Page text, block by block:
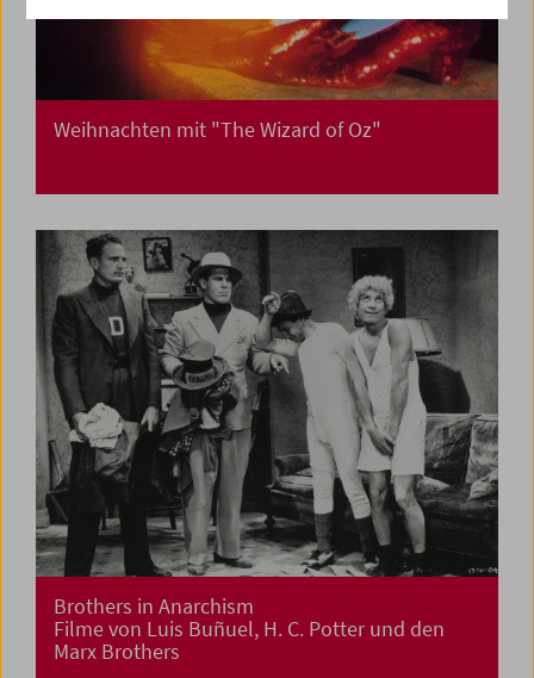
Weihnachten mit "The Wizard of Oz"
Brothers in Anarchism
Filme von Luis Buñuel, H. C. Potter und den
Marx Brothers